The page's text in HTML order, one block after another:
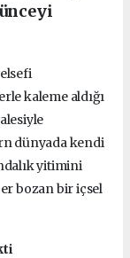
kaleme aldığı
dünyada kendi
yitimini
bozan bir içsel